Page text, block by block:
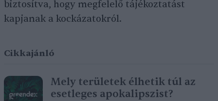
biztosítva, hogy megfelelő tájékoztatást
kapjanak a kockázatokról.
Cikkajánló
Mely területek élhetik túl az
esetleges apokalipszist?